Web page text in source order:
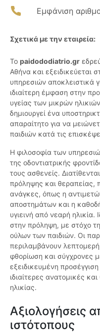
Εμφάνιση
Σχετικά με την εταιρεία:
Το paidododiatrio.gr
Αθήνα και εξειδικεύεται
υπηρεσιών αποκλειστικά
ιδιαίτερη έμφαση στην
υγείας των μικρών
δημιουργεί ένα
απαραίτητο για να
παιδιών κατά τις
Η φιλοσοφία των
της οδοντιατρικής
τους ασθενείς.
πρόληψης και θεραπείας,
ανάγκες, όπως η
αποστημάτων και η
υγιεινή από νεαρή ηλικία.
στην πρόληψη, με στόχο
ούλων των παιδιών. Οι
περιλαμβάνουν
φθορίωση και σύγχρονες
εξειδικευμένη
ιδιαίτερες ανατομικές
ηλικίας.
Αξιολογήσεις
ιστότοπους